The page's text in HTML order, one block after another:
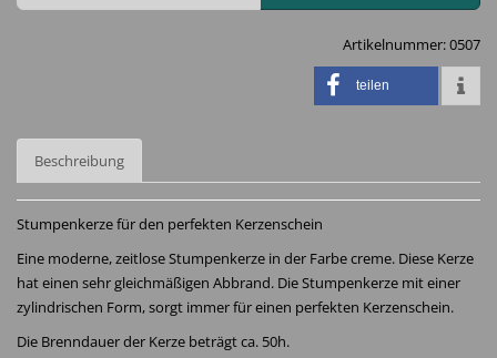
Artikelnummer:0507
teilen
Beschreibung
Stumpenkerze für den perfekten Kerzenschein
Eine moderne, zeitlose Stumpenkerze in der Farbe creme. Diese Kerze
hat einen sehr gleichmäßigen Abbrand. Die Stumpenkerze mit einer
zylindrischen Form, sorgt immer für einen perfekten Kerzenschein.
Die Brenndauer der Kerze beträgt ca. 50h.